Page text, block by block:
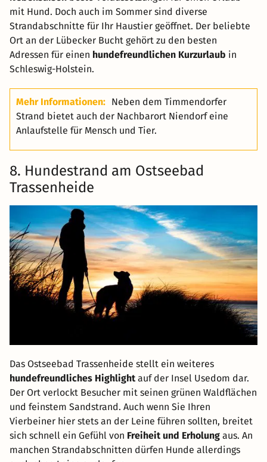
mit Hund. Doch auch im Sommer sind diverse
Strandabschnitte für Ihr Haustier geöffnet. Der beliebte
Ort an der Lübecker Bucht gehört zu den besten
Adressen für einen hundefreundlichen Kurzurlaub in
Schleswig-Holstein.
Mehr Informationen: Neben dem Timmendorfer
Strand bietet auch der Nachbarort Niendorf eine
Anlaufstelle für Mensch und Tier.
8. Hundestrand am Ostseebad
Trassenheide
Das Ostseebad Trassenheide stellt ein weiteres
hundefreundliches Highlightauf der Insel Usedom dar.
Der Ort verlockt Besucher mit seinen grünen Waldflächen
und feinstem Sandstrand. Auch wenn Sie Ihren
Vierbeiner hier stets an der Leine führen sollten, breitet
sich schnell ein Gefühl von Freiheit und Erholung aus. An
manchen Strandabschnitten dürfen Hunde allerdings